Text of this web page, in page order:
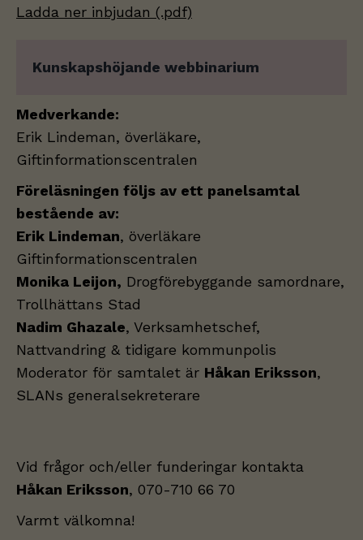
Ladda ner inbjudan (.pdf)
Kunskapshöjande webbinarium
Medverkande:
Erik Lindeman, överläkare,
Giftinformationscentralen
Föreläsningen följs av ett panelsamtal
bestående av:
Erik Lindeman, överläkare
Giftinformationscentralen
Monika Leijon, Drogförebyggande samordnare,
Trollhättans Stad
Nadim Ghazale, Verksamhetschef,
Nattvandring & tidigare kommunpolis
Moderator för samtalet är Håkan Eriksson,
SLANs generalsekreterare
Vid frågor och/eller funderingar kontakta
Håkan Eriksson, 070-710 66 70
Varmt välkomna!